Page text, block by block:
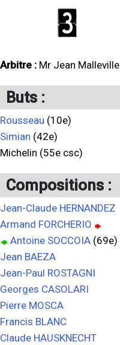
3
Arbitre : Mr Jean Malleville
Buts :
Rousseau (10e)
Simian (42e)
Michelin (55e csc)
Compositions :
Jean-Claude HERNANDEZ
Armand FORCHERIO
Antoine SOCCOIA (69e)
Jean BAEZA
Jean-Paul ROSTAGNI
Georges CASOLARI
Pierre MOSCA
Francis BLANC
Claude HAUSKNECHT